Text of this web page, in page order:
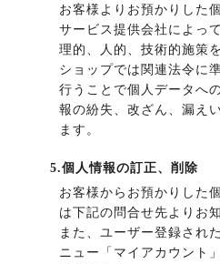
お客様よりお預かりした
サービス提供会社によっ
理的、人的、技術的施策
ショップでは関連法令に
行うことで個人データへ
報の紛失、改ざん、漏え
ます。
5.個人情報の訂正、削除
お客様からお預かりした
は下記の問合せ先よりお
また、ユーザー登録され
ニュー「マイアカウント